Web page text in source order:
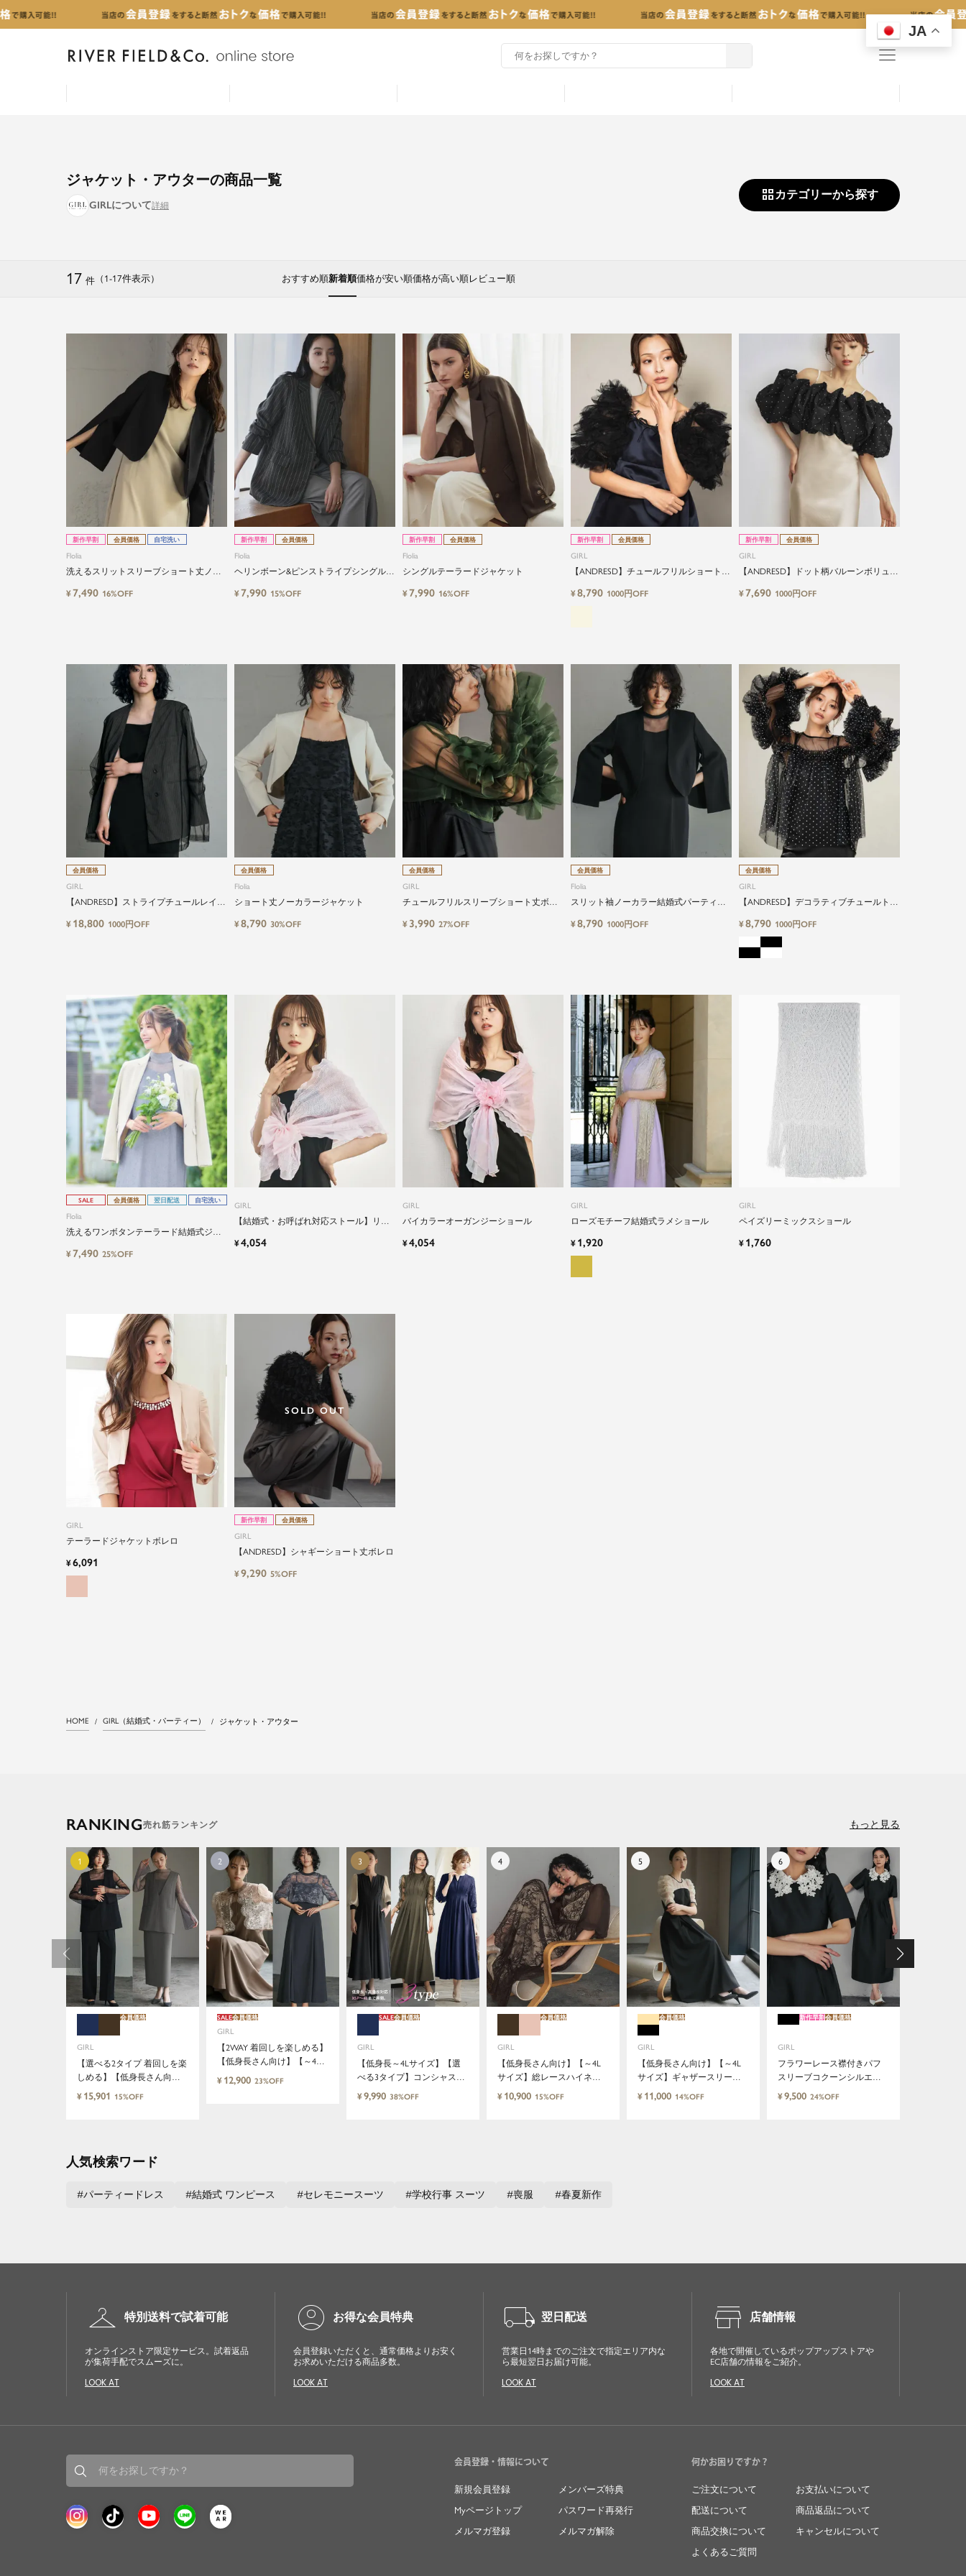
JA
menu
ジャケット・アウターの商品一覧
GIRLについて
軽に自由にドレスを楽しみたい
ドレスは女性にとって永遠のファッションアイテム。
クローゼットに一着は用意しておきたいものの一つ。
ドレスが持つ女性を美しく見せる力は、ファッション
アイテムの中でも特別なものです。
特別な日だけではもったいない もっと気軽にもっと自
由にドレスを楽しみたい...
そんな気持ちを叶えたい。それが、ドレスブランドガ
ールです。
カテゴリーから探す
17 件 （1-17件表示） おすすめ順新着順価格が安い順価格が高い順レビュー順
新作早割 会員価格 自宅洗い
Flolia
洗えるスリットスリーブショート丈ノー
¥7,490 16%OFF
新作早割 会員価格
Flolia
ヘリンボーン&ピンストライプシングルテ
¥7,990 15%OFF
新作早割 会員価格
Flolia
シングルテーラードジャケット
¥7,990 16%OFF
新作早割 会員価格
GIRL
【ANDRESD】チュールフリルショート丈
¥8,790 1000円OFF
新作早割 会員価格
GIRL
【ANDRESD】ドット柄バルーンボリュー
¥7,690 1000円OFF
会員価格
GIRL
【ANDRESD】ストライプチュールレイヤ
¥ 18,800 1000円OFF
会員価格
Flolia
ショート丈ノーカラージャケット
¥8,790 30%OFF
会員価格
GIRL
チュールフリルスリーブショート丈ボレ
¥ 3,990 27%OFF
会員価格
Flolia
スリット袖ノーカラー結婚式パーティー
¥8,790 1000円OFF
会員価格
GIRL
【ANDRESD】デコラティブチュールトッ
¥8,790 1000円OFF
SALE 会員価格 翌日配送 自宅洗い
Flolia
洗えるワンボタンテーラード結婚式ジャ
¥7,490 25%OFF
GIRL
【結婚式・お呼ばれ対応ストール】リボ
¥4,054
GIRL
バイカラーオーガンジーショール
¥4,054
GIRL
ローズモチーフ結婚式ラメショール
¥ 1,920
GIRL
ペイズリーミックスショール
¥ 1,760
GIRL
テーラードジャケットボレロ
¥6,091
SOLD OUT
新作早割 会員価格
GIRL
【ANDRESD】シャギーショート丈ボレロ
¥9,290 5%OFF
HOME GIRL（結婚式・パーティー） ジャケット・アウター
RANKING もっと見る
GIRL
【選べる2タイプ 着回しを楽
しめる】【低身長さん向
け】【～4Lサイズ】レイヤ
スパーティードレス
会員価格
¥ 15,901 15%OFF
GIRL
【2WAY 着回しを楽しめる】
【低身長さん向け】【～4L
サイズ】レースブラウス&マ
SALE会員価格
¥ 12,900 23%OFF
GIRL
【低身長～4Lサイズ】【選
べる3タイプ】コンシャスス
リーブXラインキーネック結
SALE会員価格
¥9,990 38%OFF
GIRL
【低身長さん向け】【～4L
サイズ】総レースハイネッ
クバルーンスリーブロング
会員価格
¥ 10,900 15%OFF
GIRL
【低身長さん向け】【～4L
サイズ】ギャザースリーブ
タックロング丈結婚式ワン
会員価格
¥ 11,000 14%OFF
GIRL
フラワーレース襟付きパフ
スリーブコクーンシルエッ
トワンピースドレス
新作早割会員価格
¥9,500 24%OFF
人気検索ワード
パーティードレス 結婚式 ワンピース セレモニースーツ 学校行事 スーツ 喪服 春夏新作
checkroom 特別送料で試着可能
オンラインストア限定サービス。試着返品
が集荷手配でスムーズに。
LOOK AT
account_circle お得な会員特典
会員登録いただくと、通常価格よりお安く
お求めいただける商品多数。
LOOK AT
local_shipping 翌日配送
営業日14時までのご注文で指定エリア内な
ら最短翌日お届け可能。
LOOK AT
store 店舗情報
各地で開催しているポップアップストアや
EC店舗の情報をご紹介。
LOOK AT
会員登録・情報について
新規会員登録
メンバーズ特典
Myページトップ
パスワード再発行
メルマガ登録
メルマガ解除
何かお困りですか？
ご注文について
お支払いについて
配送について
商品返品について
商品交換について
キャンセルについて
よくあるご質問